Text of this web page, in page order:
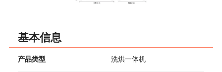
基本信息
产品类型 洗烘一体机